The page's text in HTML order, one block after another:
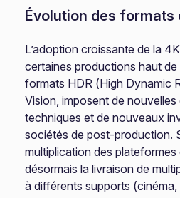
Évolution des formats
L’adoption croissante de la
certaines productions haut de
formats HDR (High Dynamic
Vision, imposent de
techniques et de nouveaux
sociétés de post-production.
multiplication des
désormais la livraison de
à différents supports